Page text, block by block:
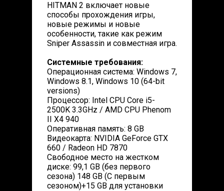
HITMAN 2 включает новые
способы прохождения игры,
новые режимы и новые
особенности, такие как режим
Sniper Assassin и совместная игра.
Системные требования:
Операционная система: Windows 7,
Windows 8.1, Windows 10 (64-bit
versions)
Процессор: Intel CPU Core i5-
2500K 3.3GHz / AMD CPU Phenom
II X4 940
Оперативная память: 8 GB
Видеокарта: NVIDIA GeForce GTX
660 / Radeon HD 7870
Свободное место на жестком
диске: 99,1 GB (без первого
сезона) 148 GB (С первым
сезоном)+15 GB для установки